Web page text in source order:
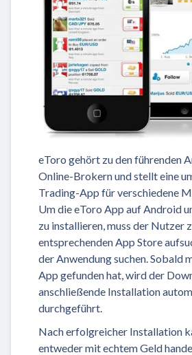
eToro gehört zu den führenden
Online-Brokern und stellt eine
Trading-App für verschiedene
Um die eToro App auf Android
zu installieren, muss der Nutzer
entsprechenden App Store
der Anwendung suchen. Sobald
App gefunden hat, wird der
anschließende Installation
durchgeführt.
Nach erfolgreicher Installation
entweder mit echtem Geld